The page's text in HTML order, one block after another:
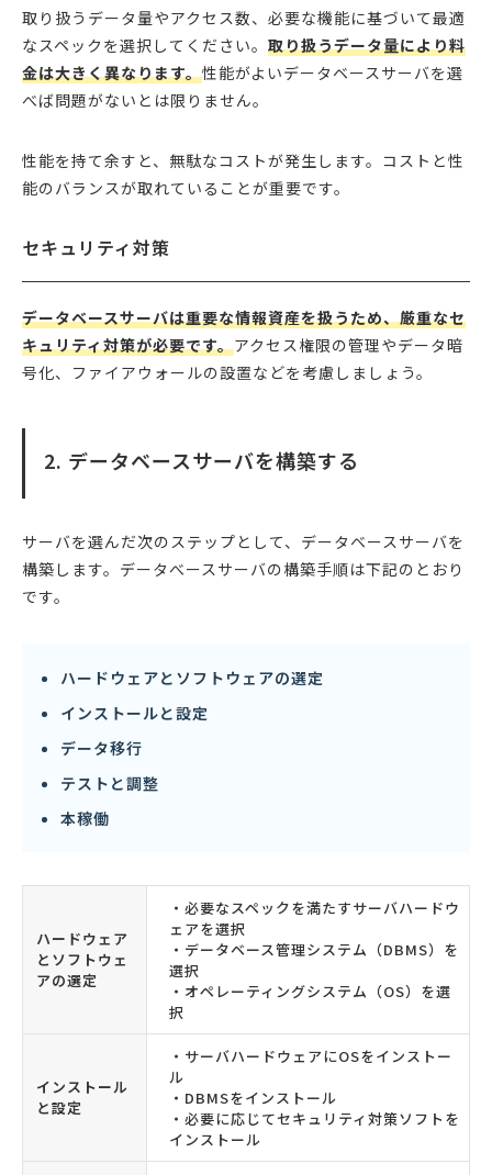
取り扱うデータ量やアクセス数、必要な機能に基づいて最適
なスペックを選択してください。 取り扱うデータ量により料
金は大きく異なります。性能がよいデータベースサーバを選
べば問題がないとは限りません。
性能を持て余すと、無駄なコストが発生します。コストと性
能のバランスが取れていることが重要です。
セキュリティ対策
データベースサーバは重要な情報資産を扱うため、厳重なセ
キュリティ対策が必要です。アクセス権限の管理やデータ暗
号化、ファイアウォールの設置などを考慮しましょう。
2. データベースサーバを構築する
サーバを選んだ次のステップとして、データベースサーバを
構築します。データべースサーバの構築手順は下記のとおり
です。
ハードウェアとソフトウェアの選定
インストールと設定
データ移行
テストと調整
本稼働
ハードウェア
とソフトウェ
アの選定
・必要なスペックを満たすサーバハードウ
ェアを選択
・データベース管理システム（DBMS）を
選択
・オペレーティングシステム（OS）を選
択
インストール
と設定
・サーバハードウェアにOSをインストー
ル
・DBMSをインストール
・必要に応じてセキュリティ対策ソフトを
インストール